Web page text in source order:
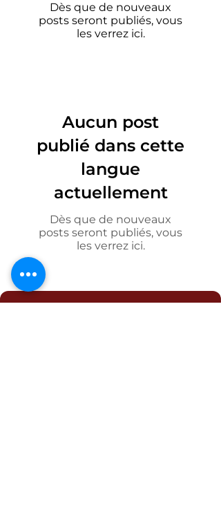
Dès que de nouveaux
posts seront publiés, vous
les verrez ici.
Aucun post
publié dans cette
langue
actuellement
Dès que de nouveaux
posts seront publiés, vous
les verrez ici.